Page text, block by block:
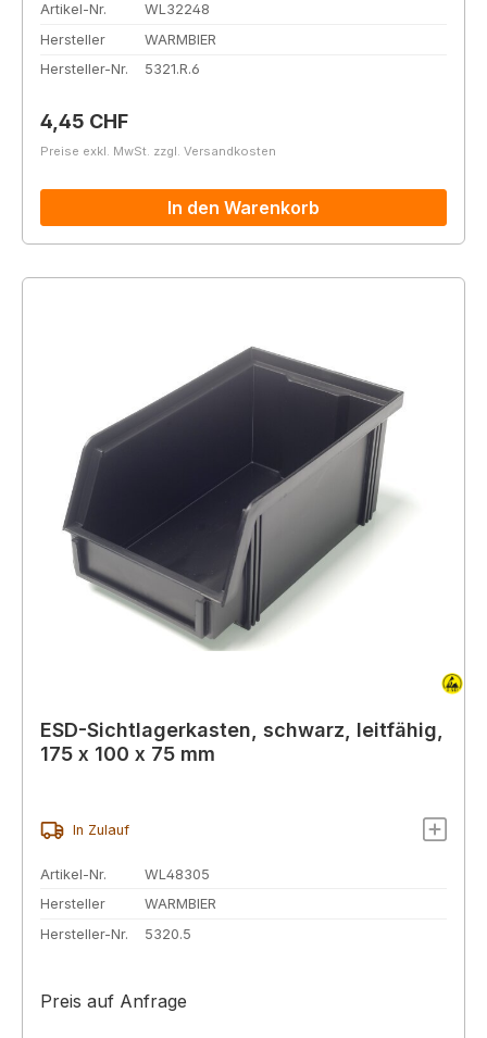
Artikel-Nr.
WL32248
Hersteller
WARMBIER
Hersteller-Nr.
5321.R.6
Regulärer Preis:
4,45 CHF
Preise exkl. MwSt. zzgl. Versandkosten
In den Warenkorb
ESD-Sichtlagerkasten, schwarz, leitfähig,
175 x 100 x 75 mm
In Zulauf
Artikel-Nr.
WL48305
Hersteller
WARMBIER
Hersteller-Nr.
5320.5
Preis auf Anfrage